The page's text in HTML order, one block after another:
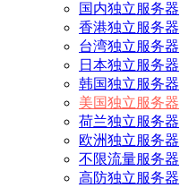
国内独立服务器
香港独立服务器
台湾独立服务器
日本独立服务器
韩国独立服务器
美国独立服务器
荷兰独立服务器
欧洲独立服务器
不限流量服务器
高防独立服务器